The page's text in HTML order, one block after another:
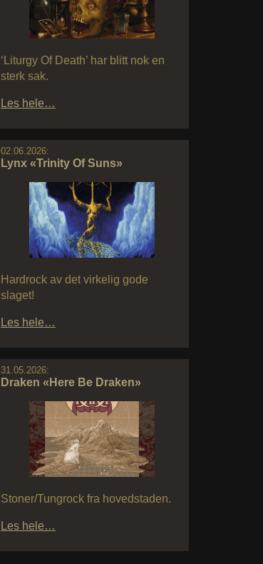
‘Liturgy Of Death’ har blitt nok en
sterk sak.
Les hele…
02.06.2026:
Lynx «Trinity Of Suns»
Hardrock av det virkelig gode
slaget!
Les hele…
31.05.2026:
Draken «Here Be Draken»
Stoner/Tungrock fra hovedstaden.
Les hele…